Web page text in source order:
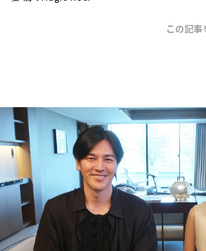
お知らせ
イベント・グッズ
YouTube
会社情報
この記事